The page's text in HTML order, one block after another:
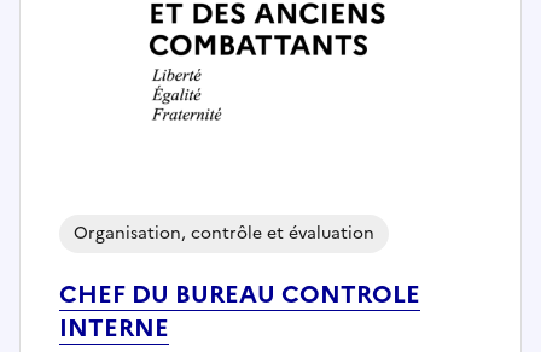
CHEF DU BUREAU CONTROLE
INTERNE
Organisation, contrôle et évaluation